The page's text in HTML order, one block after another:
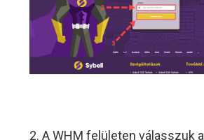
2. A WHM felületen válasszuk a